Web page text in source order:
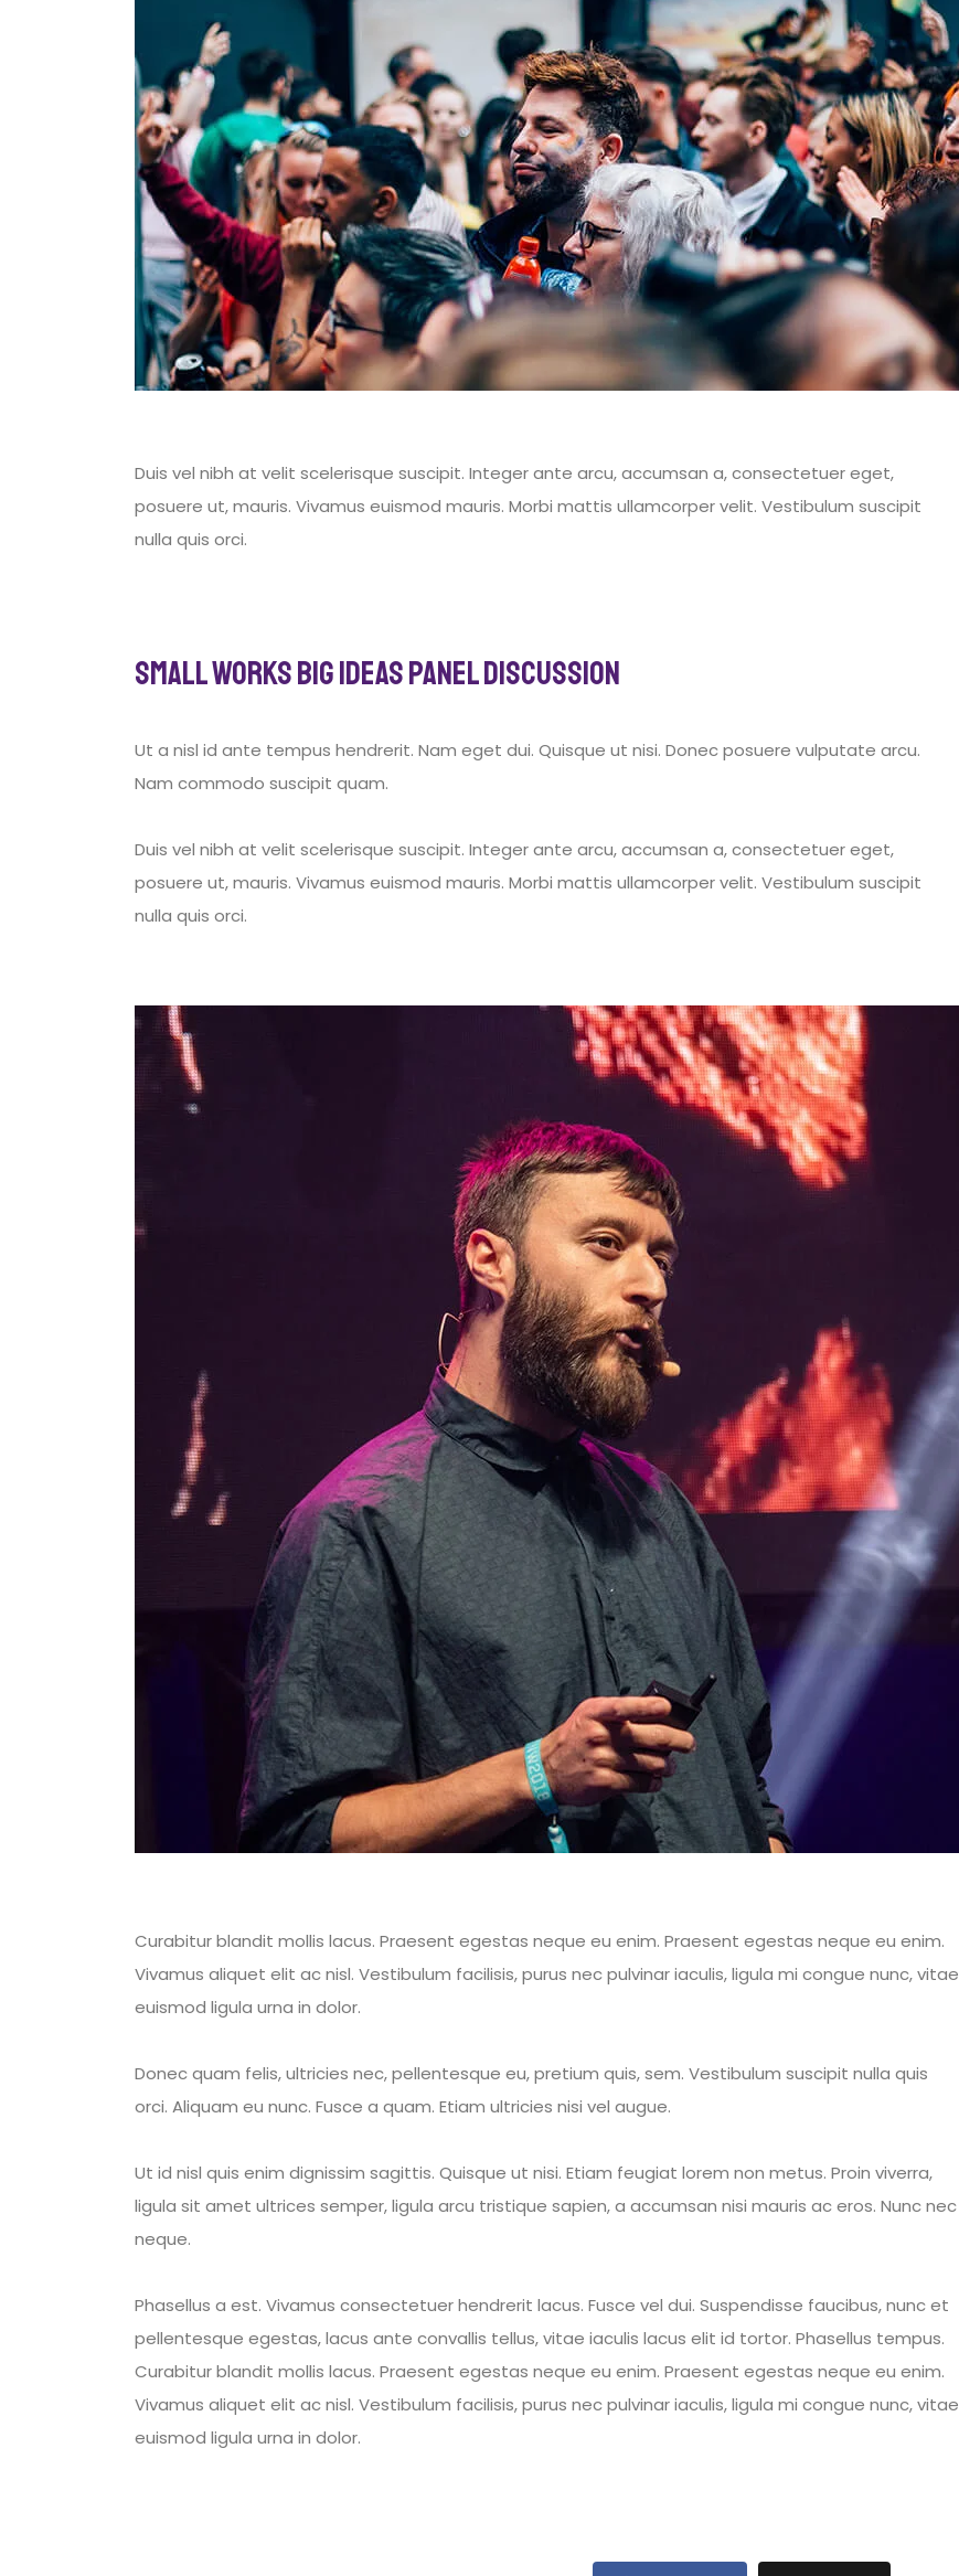
Duis vel nibh at velit scelerisque suscipit. Integer ante arcu, accumsan a, consectetuer eget,
posuere ut, mauris. Vivamus euismod mauris. Morbi mattis ullamcorper velit. Vestibulum suscipit
nulla quis orci.
Small Works Big Ideas Panel Discussion
Ut a nisl id ante tempus hendrerit. Nam eget dui. Quisque ut nisi. Donec posuere vulputate arcu.
Nam commodo suscipit quam.
Duis vel nibh at velit scelerisque suscipit. Integer ante arcu, accumsan a, consectetuer eget,
posuere ut, mauris. Vivamus euismod mauris. Morbi mattis ullamcorper velit. Vestibulum suscipit
nulla quis orci.
Curabitur blandit mollis lacus. Praesent egestas neque eu enim. Praesent egestas neque eu enim.
Vivamus aliquet elit ac nisl. Vestibulum facilisis, purus nec pulvinar iaculis, ligula mi congue nunc, vitae
euismod ligula urna in dolor.
Donec quam felis, ultricies nec, pellentesque eu, pretium quis, sem. Vestibulum suscipit nulla quis
orci. Aliquam eu nunc. Fusce a quam. Etiam ultricies nisi vel augue.
Ut id nisl quis enim dignissim sagittis. Quisque ut nisi. Etiam feugiat lorem non metus. Proin viverra,
ligula sit amet ultrices semper, ligula arcu tristique sapien, a accumsan nisi mauris ac eros. Nunc nec
neque.
Phasellus a est. Vivamus consectetuer hendrerit lacus. Fusce vel dui. Suspendisse faucibus, nunc et
pellentesque egestas, lacus ante convallis tellus, vitae iaculis lacus elit id tortor. Phasellus tempus.
Curabitur blandit mollis lacus. Praesent egestas neque eu enim. Praesent egestas neque eu enim.
Vivamus aliquet elit ac nisl. Vestibulum facilisis, purus nec pulvinar iaculis, ligula mi congue nunc, vitae
euismod ligula urna in dolor.